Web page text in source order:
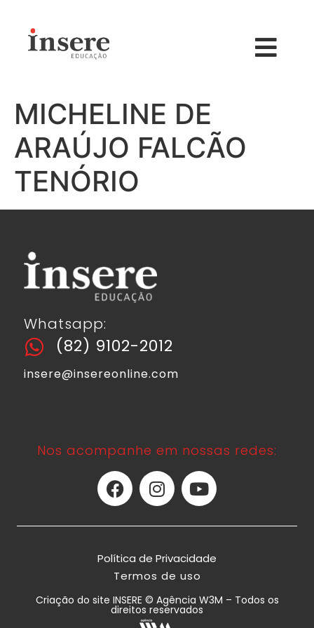
MICHELINE DE
ARAÚJO FALCÃO
TENÓRIO
Whatsapp:
(82) 9102-2012
insere@insereonline.com
Nos acompanhe em nossas redes:
Política de Privacidade
Termos de uso
Criação do site INSERE © Agência W3M – Todos os
direitos reservados